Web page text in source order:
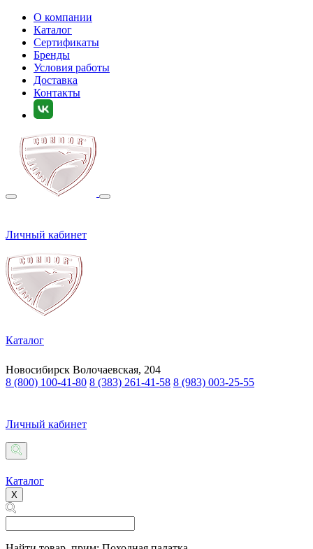
О компании
Каталог
Сертификаты
Бренды
Условия работы
Доставка
Контакты
Личный кабинет
Каталог
Новосибирск Волочаевская, 204
8 (800) 100-41-80 8 (383) 261-41-58 8 (983) 003-25-55
Личный кабинет
Каталог
X